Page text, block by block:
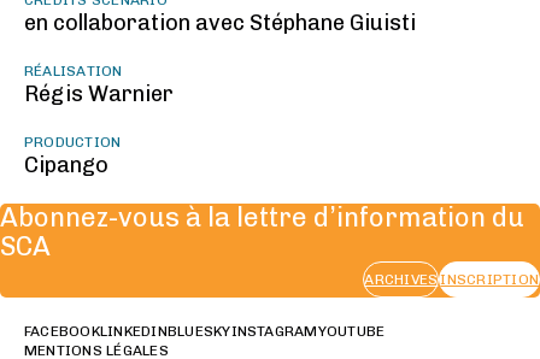
en collaboration avec Stéphane Giuisti
RÉALISATION
Régis Warnier
PRODUCTION
Cipango
Abonnez-vous à la lettre d’information du
SCA
ARCHIVESINSCRIPTION
FACEBOOKLINKEDINBLUESKYINSTAGRAMYOUTUBE
MENTIONS LÉGALES